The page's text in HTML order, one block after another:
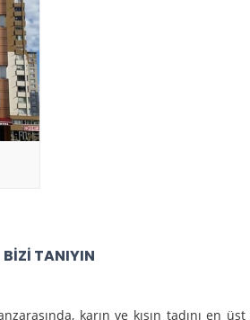
BIZI TANIYIN
karın ve kışın tadını en üst